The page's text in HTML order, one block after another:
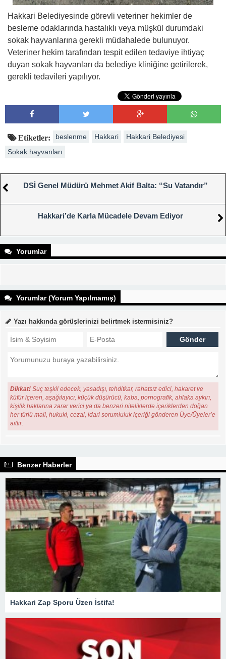
Hakkari Belediyesinde görevli veteriner hekimler de
besleme odaklarında hastalıklı veya müşkül durumdaki
sokak hayvanlarına gerekli müdahalede bulunuyor.
Veteriner hekim tarafından tespit edilen tedaviye ihtiyaç
duyan sokak hayvanları da belediye kliniğine getirilerek,
gerekli tedavileri yapılıyor.
Etiketler: beslenme Hakkari
Hakkari Belediyesi
Sokak hayvanları
DSİ Genel Müdürü Mehmet Akif Balta: “Su Vatandır”
Hakkari’de Karla Mücadele Devam Ediyor
Yorumlar
Yorumlar (Yorum Yapılmamış)
Yazı hakkında görüşlerinizi belirtmek istermisiniz?
Dikkat! Suç teşkil edecek, yasadışı, tehditkar, rahatsız edici, hakaret ve
küfür içeren, aşağılayıcı, küçük düşürücü, kaba, pornografik, ahlaka aykırı,
kişilik haklarına zarar verici ya da benzeri niteliklerde içeriklerden doğan
her türlü mali, hukuki, cezai, idari sorumluluk içeriği gönderen Üye/Üyeler’e
aittir.
Benzer Haberler
Hakkari Zap Sporu Üzen İstifa!